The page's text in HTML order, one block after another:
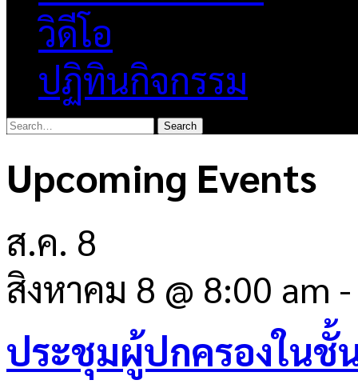
วิดีโอ
ปฏิทินกิจกรรม
Upcoming Events
ส.ค. 8
สิงหาคม 8 @ 8:00 am
ประชุมผู้ปกครองในชั้